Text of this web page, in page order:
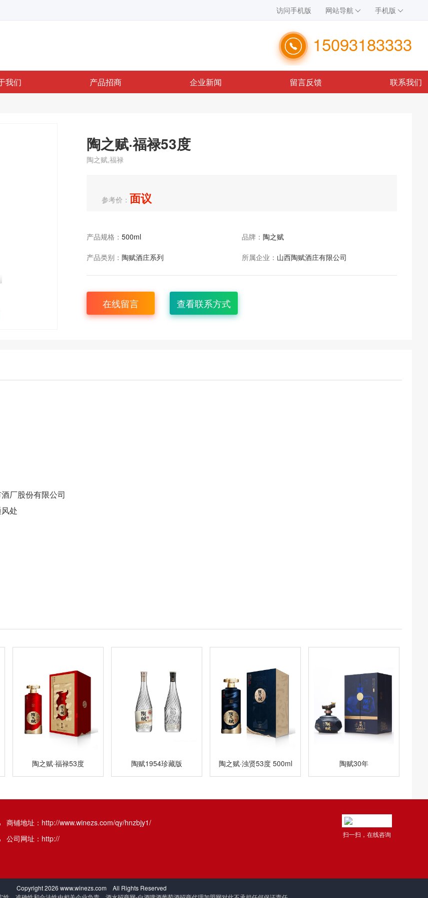
访问手机版 网站导航 手机版
15093183333
我们 产品招商 企业新闻 留言反馈 联系我们
陶之赋·福禄53度
陶之赋,福禄
参考价： 面议
产品规格： 500ml 品牌： 陶之赋
产品类别： 陶赋酒庄系列 所属企业： 山西陶赋酒庄有限公司
在线留言 查看联系方式
厂股份有限公司
处
陶之赋·福禄53度 陶赋1954珍藏版 陶之赋·浊贤53度 500ml 陶赋30年
商铺地址：http://www.winezs.com/qy/hnzbjy1/
公司网址：http://
扫一扫，在线咨询
Copyright2026 www.winezs.com All Rights Reserved